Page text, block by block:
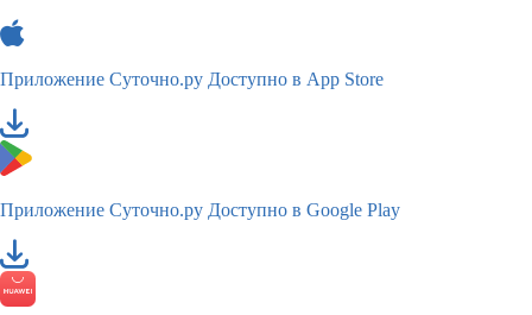
Приложение Суточно.ру Доступно в App Store
Приложение Суточно.ру Доступно в Google Play